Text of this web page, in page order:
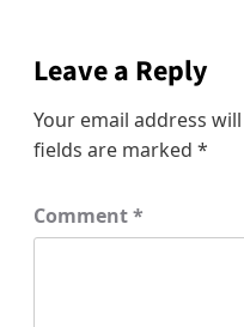
Leave a Reply
Your email address
fields are marked *
Comment*